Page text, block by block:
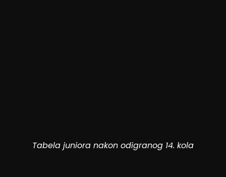
Tabela juniora nakon odigranog 14. kola